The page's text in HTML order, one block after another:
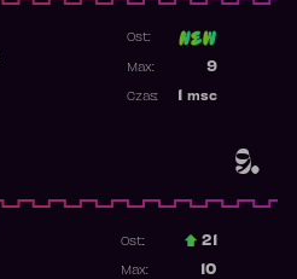
9.
Ost:
9
Max:
msc
Czas:
Ost.: 21
10
Max: